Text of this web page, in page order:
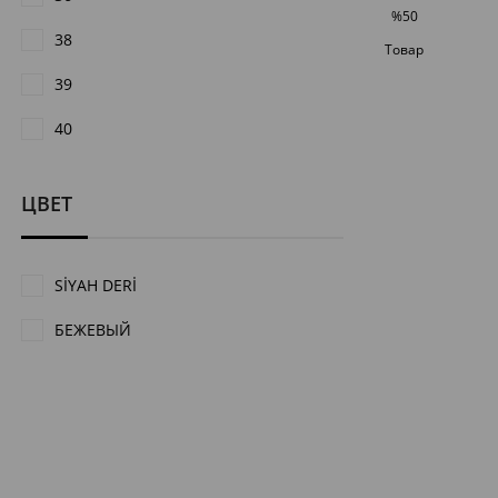
38
39
40
ЦВЕТ
SİYAH DERİ
БЕЖЕВЫЙ
%50
Скидка
Товар